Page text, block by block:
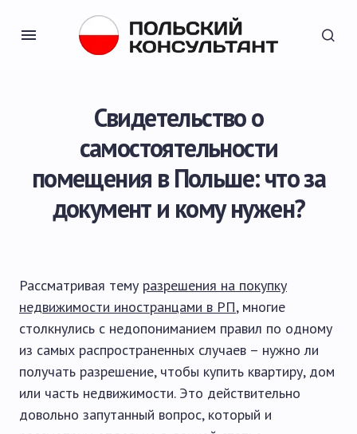
Свидетельство о
самостоятельности
помещения в Польше: что за
документ и кому нужен?
Рассматривая тему разрешения на покупку
недвижимости иностранцами в РП, многие
столкнулись с недопониманием правил по одному
из самых распространенных случаев – нужно ли
получать разрешение, чтобы купить квартиру, дом
или часть недвижимости. Это действительно
довольно запутанный вопрос, который и